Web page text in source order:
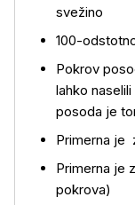
Več o izdelku
svežino
100-
Pokrov
lahko
posoda je
Primerna je
Primerna je
pokrova)